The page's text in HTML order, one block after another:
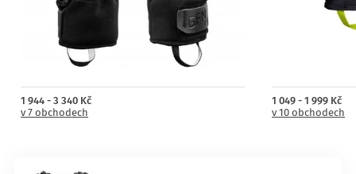
1 944 - 3 340 Kč
v 7 obchodech
1 049 - 1 999 Kč
v 10 obchodech